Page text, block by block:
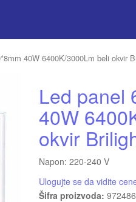
40W 6400K/3000Lm beli okvir
Led panel
40W
okvir
Napon: 220-240 V
Ulogujte se da vidite
Šifra proizvoda: